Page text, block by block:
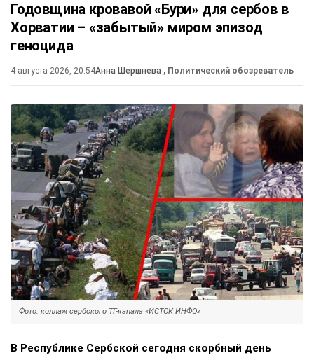
Годовщина кровавой «Бури» для сербов в
Хорватии – «забытый» миром эпизод
геноцида
4 августа 2026, 20:54Анна Шершнева , Политический обозреватель
Фото: коллаж сербского ТГ-канала «ИСТОК ИНФО»
В Республике Сербской сегодня скорбный день